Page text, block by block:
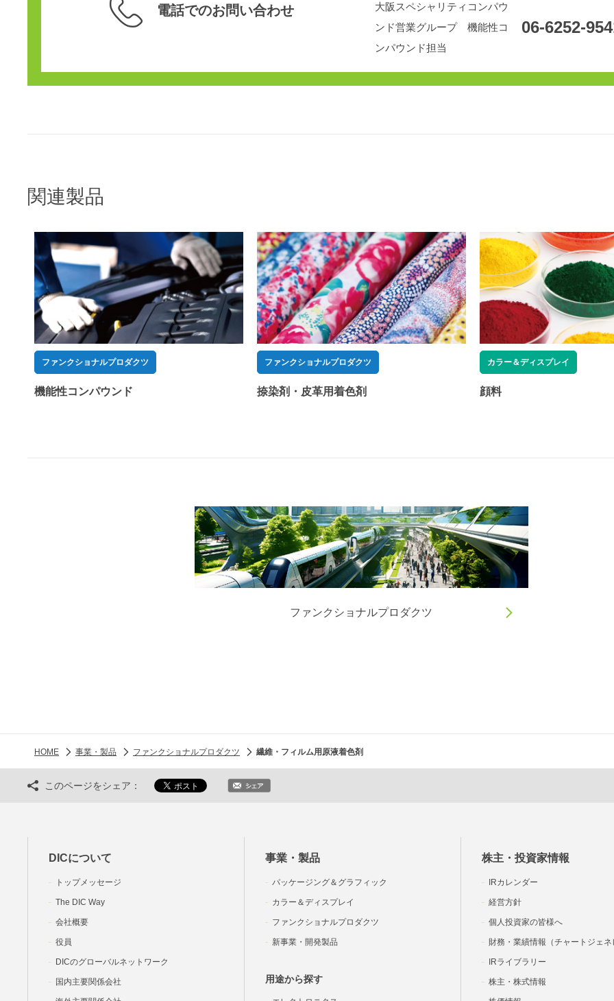
電話でのお問い合わせ
大阪スペシャリティコンパウ
ンド営業グループ 機能性コ
ンパウンド担当
06-6252-
関連製品
ファンクショナルプロダクツ
機能性コンパウンド
ファンクショナルプロダクツ
捺染剤・皮革用着色剤
カラー＆ディスプレイ
顔料
ファンクショナルプロダクツ
HOME 事業・製品 ファンクショナルプロダクツ 繊維・フィルム用原液着色剤
このページをシェア：
DICについて
トップメッセージ
The DIC Way
会社概要
役員
DICのグローバルネットワーク
国内主要関係会社
事業・製品
パッケージング＆グラフィック
カラー＆ディスプレイ
ファンクショナルプロダクツ
新事業・開発製品
用途から探す
株主・投資家情報
IRカレンダー
経営方針
個人投資家の皆様へ
財務・業績情報（チャートジェ
IRライブラリー
株主・株式情報